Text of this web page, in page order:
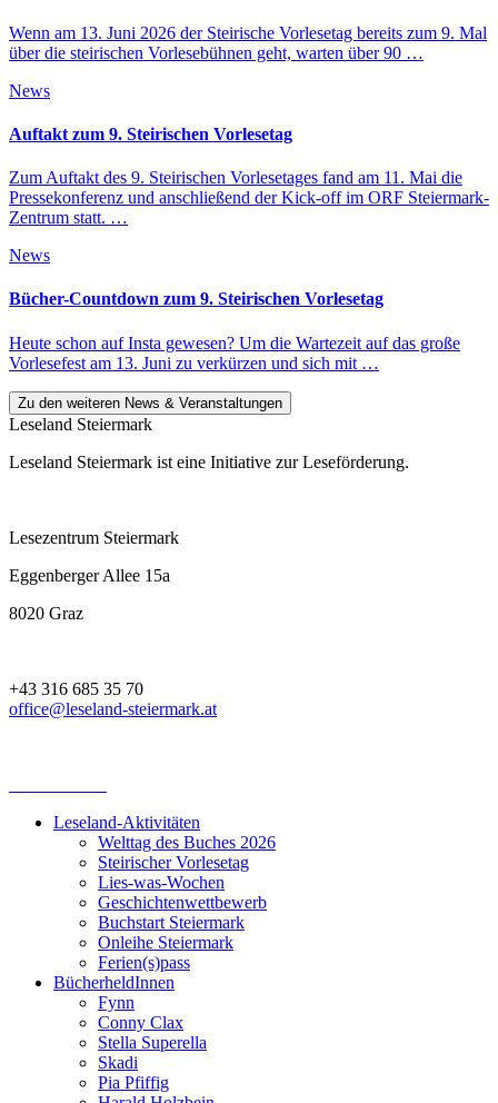
Wenn am 13. Juni 2026 der Steirische Vorlesetag bereits zum 9. Mal
über die steirischen Vorlesebühnen geht, warten über 90 …
News
Auftakt zum 9. Steirischen Vorlesetag
Zum Auftakt des 9. Steirischen Vorlesetages fand am 11. Mai die
Pressekonferenz und anschließend der Kick-off im ORF Steiermark-
Zentrum statt. …
News
Bücher-Countdown zum 9. Steirischen Vorlesetag
Heute schon auf Insta gewesen? Um die Wartezeit auf das große
Vorlesefest am 13. Juni zu verkürzen und sich mit …
Zu den weiteren News & Veranstaltungen
Leseland Steiermark
Leseland Steiermark ist eine Initiative zur Leseförderung.
Lesezentrum Steiermark
Eggenberger Allee 15a
8020 Graz
+43 316 685 35 70
office@leseland-steiermark.at
Leseland-Aktivitäten
Welttag des Buches 2026
Steirischer Vorlesetag
Lies-was-Wochen
Geschichtenwettbewerb
Buchstart Steiermark
Onleihe Steiermark
Ferien(s)pass
BücherheldInnen
Fynn
Conny Clax
Stella Superella
Skadi
Pia Pfiffig